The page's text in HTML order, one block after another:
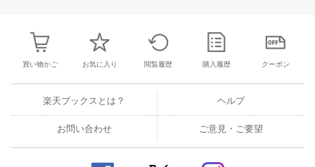
買い物かご お気に入り 閲覧履歴 購入履歴 クーポン
楽天ブックスとは？ ヘルプ
お問い合わせ ご意見・ご要望